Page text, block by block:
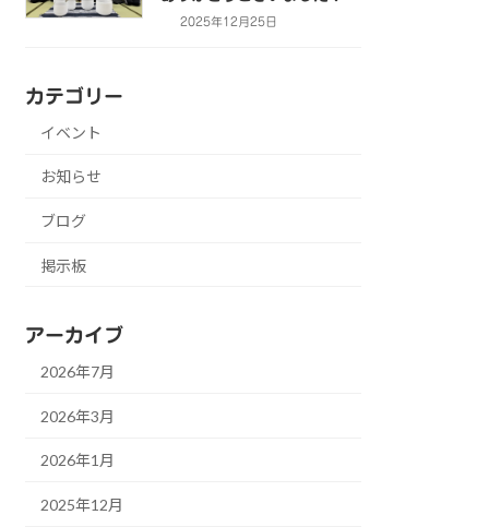
2025年12月25日
カテゴリー
イベント
お知らせ
ブログ
掲示板
アーカイブ
2026年7月
2026年3月
2026年1月
2025年12月